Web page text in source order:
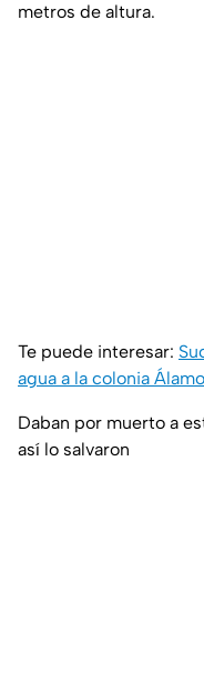
metros de altura.
Te puede interesar:
agua a la colonia
Daban por muerto a
así lo salvaron